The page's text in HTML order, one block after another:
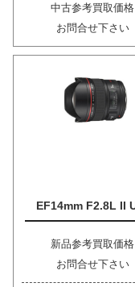
中古参考買取価格
お問合せ下さい
EF14mm F2.8L II
新品参考買取価格
お問合せ下さい